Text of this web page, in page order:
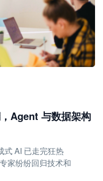
Agent 与数据架构
式 AI 已走完狂热
家纷纷回归技术和